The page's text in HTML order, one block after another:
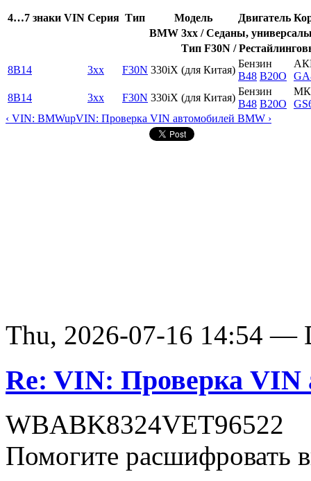
4…7 знаки VIN Серия Тип Модель Двигатель
BMW 3xx / Седаны,
Тип F30N /
8B14
3xx F30N 330iX (для Китая)
Бензин
B48 B20O
8B14
3xx F30N 330iX (для Китая)
Бензин
B48 B20O
‹ VIN: BMWupVIN: Проверка VIN автомобилей BMW ›
Thu, 2026-07-16 14:54 —
Re: VIN: Проверка VIN
WBABK8324VET96522
Помогите расшифровать